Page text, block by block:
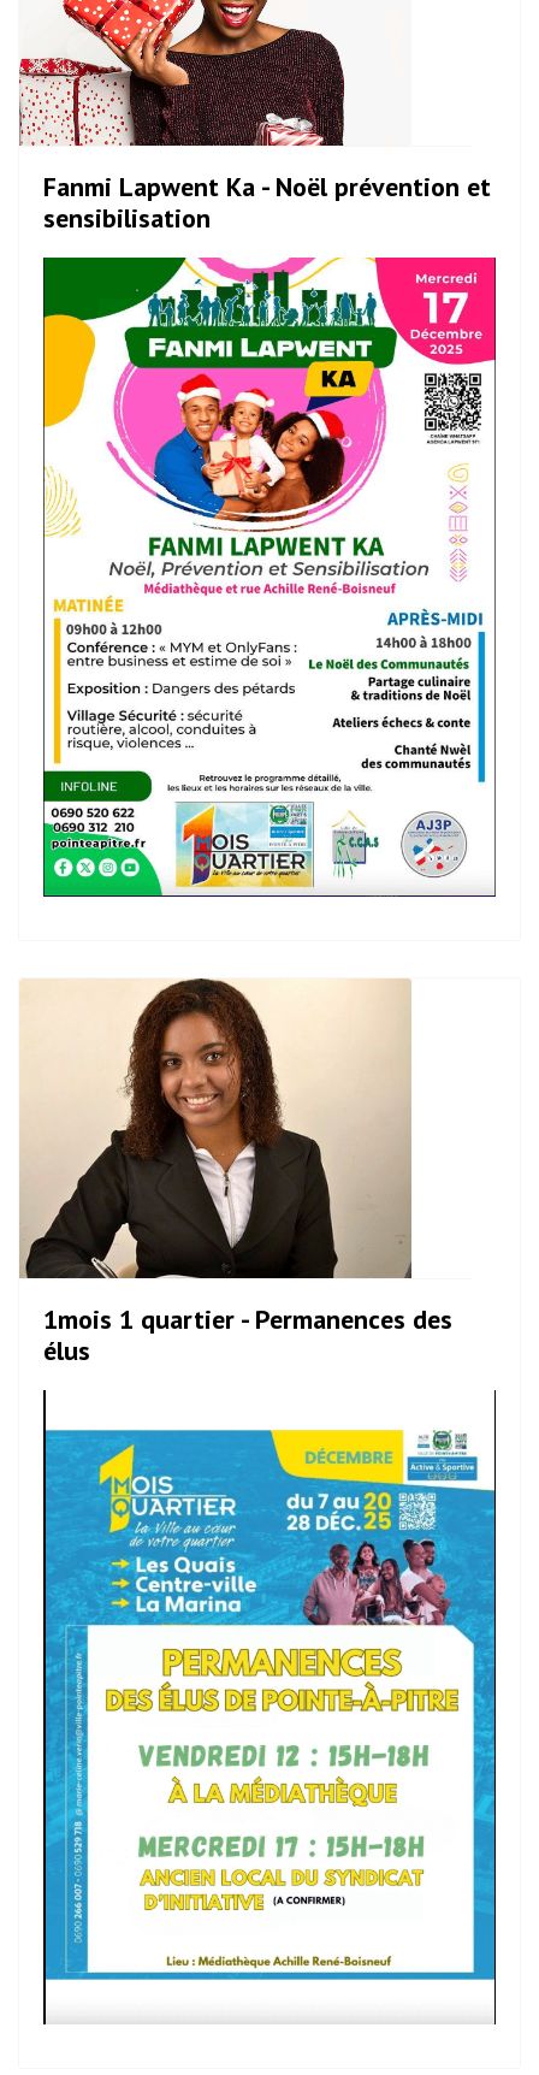
Fanmi Lapwent Ka - Noël prévention et
sensibilisation
1mois 1 quartier - Permanences des
élus